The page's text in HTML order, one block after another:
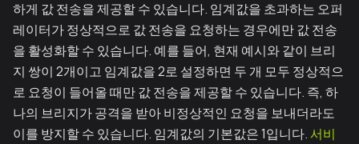
하게 값 전송을 제공할 수 있습니다. 임계값을 초과하는 오퍼
레이터가 정상적으로 값 전송을 요청하는 경우에만 값 전송
을 활성화할 수 있습니다. 예를 들어, 현재 예시와 같이 브리
지 쌍이 2개이고 임계값을 2로 설정하면 두 개 모두 정상적으
로 요청이 들어올 때만 값 전송을 제공할 수 있습니다. 즉, 하
나의 브리지가 공격을 받아 비정상적인 요청을 보내더라도
이를 방지할 수 있습니다. 임계값의 기본값은 1입니다. 서비